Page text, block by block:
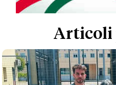
Articoli